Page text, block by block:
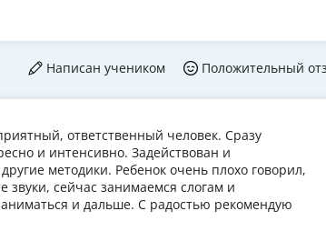
Написан учеником Положительный
ответственный человек. Сразу
и интенсивно. Задействован и
методики. Ребенок очень плохо говорил,
звуки, сейчас занимаемся слогам и
и дальше. С радостью рекомендую